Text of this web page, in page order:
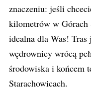
znaczeniu: jeśli
kilometrów w
idealna dla Was!
wędrownicy wrócą
środowiska i końcem
Starachowicach.